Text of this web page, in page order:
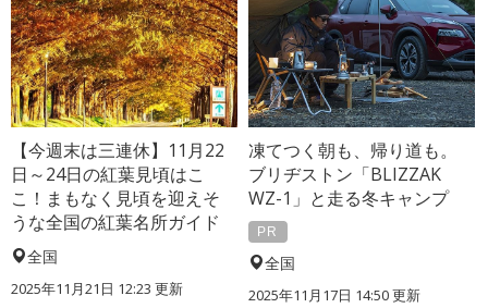
【今週末は三連休】11月22
日～24日の紅葉見頃はこ
こ！まもなく見頃を迎えそ
うな全国の紅葉名所ガイド
全国
2025年11月21日 12:23 更新
凍てつく朝も、帰り道も。
ブリヂストン「BLIZZAK
WZ-1」と走る冬キャンプ
PR
全国
2025年11月17日 14:50 更新